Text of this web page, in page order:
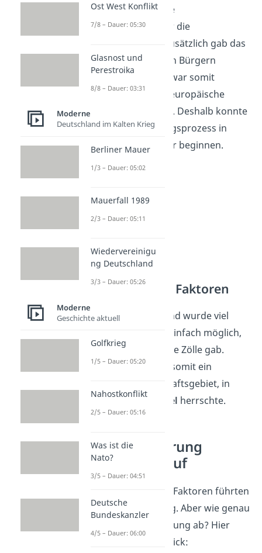
Englandswaren gute
Voraussetzungen für die
Industrialisierung. Zusätzlich gab das
politische System den Bürgern
Freiheiten. England war somit
liberalerals andere europäische
Länder zu dieser Zeit. Deshalb konnte
der Industrialisierungsprozess in
England schon früher beginnen.
Wirtschaftliche Faktoren
Innerhalb von England wurde viel
gehandelt. Das war einfach möglich,
da es in England keine Zölle gab.
Großbritannien war somit ein
einheitliches Wirtschaftsgebiet, in
dem einfreierHandel herrschte.
Industrialisierung
England: Ablauf
Die oben genannten Faktoren führten
zur Industrialisierung. Aber wie genau
lief die Industrialisierung ab? Hier
hast du einen Überblick:
Ost West Konflikt
7/8 – Dauer: 05:30
Glasnost und
Perestroika
8/8 – Dauer: 03:31
Moderne
Deutschland im Kalten Krieg
Berliner Mauer
1/3 – Dauer: 05:02
Mauerfall 1989
2/3 – Dauer: 05:11
Wiedervereinigu
ng Deutschland
3/3 – Dauer: 05:26
Moderne
Geschichte aktuell
Golfkrieg
1/5 – Dauer: 05:20
Nahostkonflikt
2/5 – Dauer: 05:16
Was ist die
Nato?
3/5 – Dauer: 04:51
Deutsche
Bundeskanzler
4/5 – Dauer: 06:00